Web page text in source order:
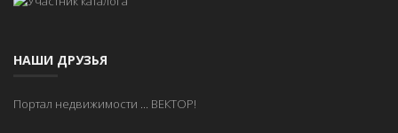
НАШИ ДРУЗЬЯ
Портал недвижимости ... ВЕКТОР!